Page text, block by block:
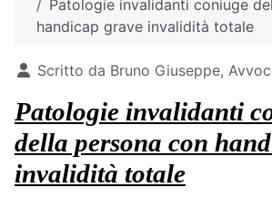
Patologie invalidanti coniuge
handicap grave invalidità totale
Dettagli
Scritto da Bruno Giuseppe,
Patologie invalidanti
della persona con
invalidità totale